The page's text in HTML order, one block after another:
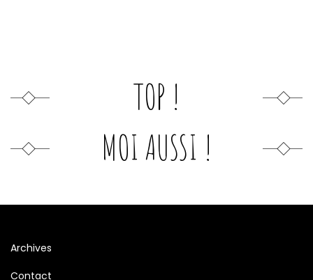
TOP !
MOI AUSSI !
Archives
Contact